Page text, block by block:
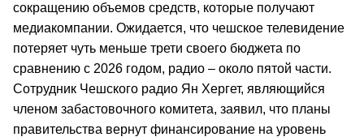
сокращению объемов средств, которые получают
медиакомпании. Ожидается, что чешское телевидение
потеряет чуть меньше трети своего бюджета по
сравнению с 2026 годом, радио – около пятой части.
Сотрудник Чешского радио Ян Хергет, являющийся
членом забастовочного комитета, заявил, что планы
правительства вернут финансирование на уровень